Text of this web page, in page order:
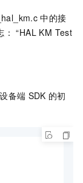
中的接
： “HAL KM Test
备端 SDK 的初